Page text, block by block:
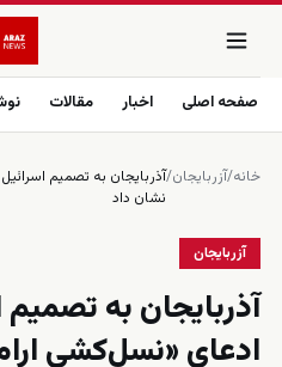
صفحه اصلی اخبار مقالات
خانه/آزربایجان/آذربایجان به تصمیم
نشان داد
آزربایجان
آذربایجان به تصمیم
ادعای «نسل‌کشی